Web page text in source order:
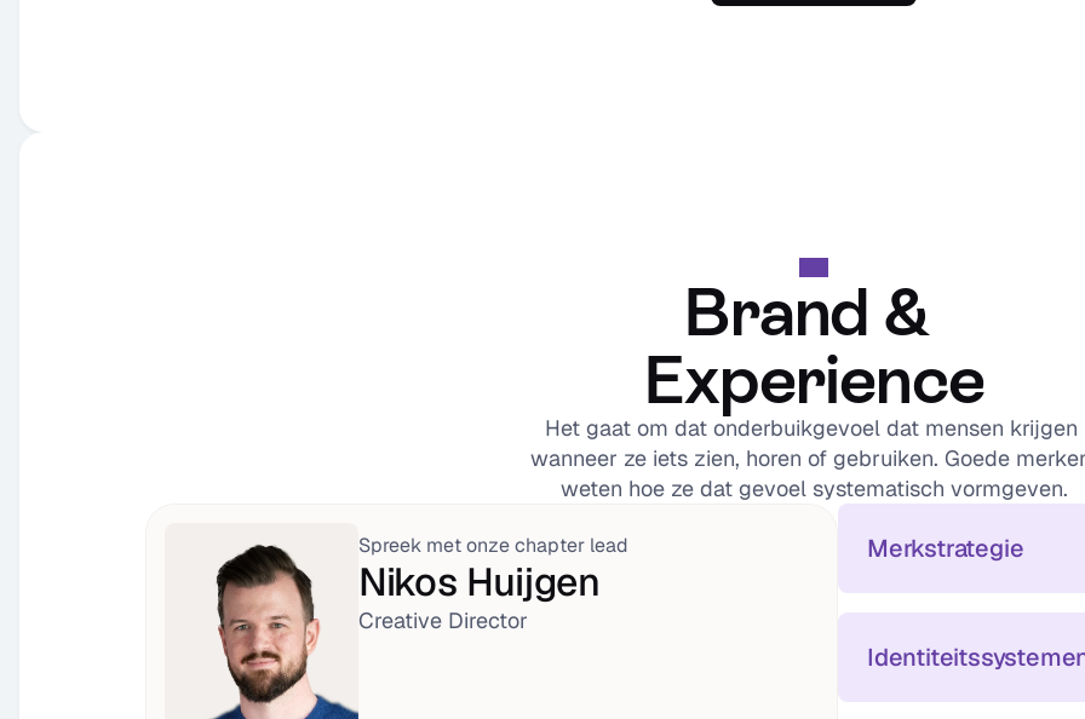
Brand &
Experience
Het gaat om dat onderbuikgevoel dat mensen krijgen
wanneer ze iets zien, horen of gebruiken. Goede
weten hoe ze dat gevoel systematisch vormgeven.
Spreek met onze chapter lead
Nikos Huijgen
Creative Director
Merkstrategie